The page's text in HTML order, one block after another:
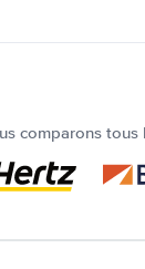
comparons tous